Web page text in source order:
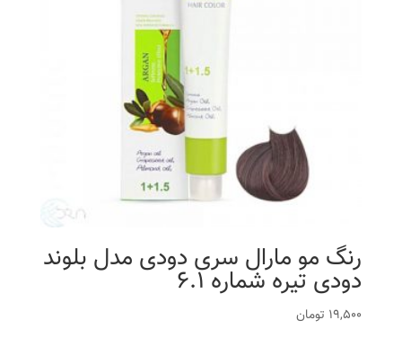
رنگ مو مارال سری دودی مدل بلوند
دودی تیره شماره 6.1
19,500 تومان